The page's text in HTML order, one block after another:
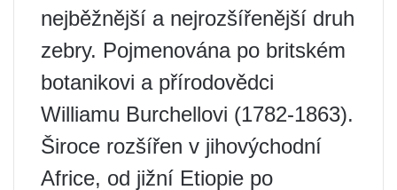
nejběžnější a nejrozšířenější druh
zebry. Pojmenována po britském
botanikovi a přírodovědci
Williamu Burchellovi (1782-1863).
Široce rozšířen v jihovýchodní
Africe, od jižní Etiopie po